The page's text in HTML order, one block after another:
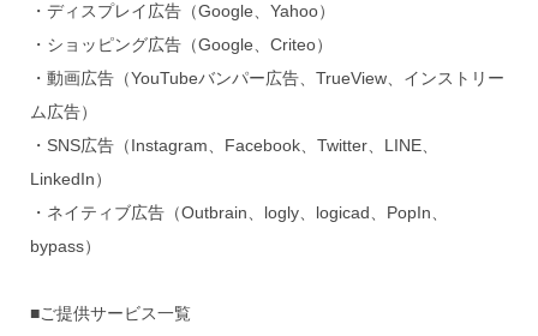
・ディスプレイ広告（Google、Yahoo）
・ショッピング広告（Google、Criteo）
・動画広告（YouTubeバンパー広告、TrueView、インストリー
ム広告）
・SNS広告（Instagram、Facebook、Twitter、LINE、
LinkedIn）
・ネイティブ広告（Outbrain、logly、logicad、PopIn、
bypass）
■ご提供サービス一覧